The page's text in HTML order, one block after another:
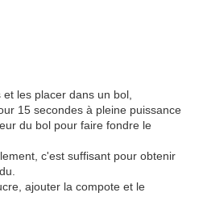
les placer dans un bol,
15 secondes à pleine puissance
du bol pour faire fondre le
c'est suffisant pour obtenir
ajouter la compote et le